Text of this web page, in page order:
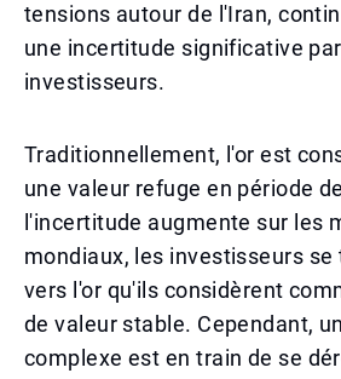
tensions autour de l'Iran,
une incertitude significative
investisseurs.
Traditionnellement, l'or est
une valeur refuge en période
l'incertitude augmente sur les
mondiaux, les investisseurs
vers l'or qu'ils considèrent
de valeur stable. Cependant,
complexe est en train de se